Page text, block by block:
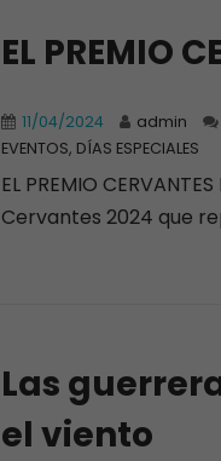
EL PREMIO
11/04/2024 admin
EVENTOS, DÍAS ESPECIALES
EL PREMIO
Cervantes 2024 que
Las
el viento